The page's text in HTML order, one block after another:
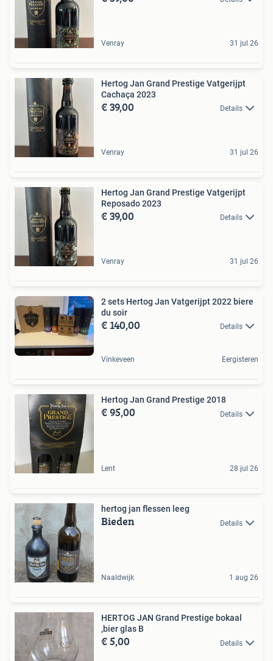
Venray 31 jul 26
Hertog Jan Grand Prestige Vatgerijpt
Cachaça 2023
€ 39,00 Details
Venray 31 jul 26
Hertog Jan Grand Prestige Vatgerijpt
Reposado 2023
€ 39,00 Details
Venray 31 jul 26
2 sets Hertog Jan Vatgerijpt 2022 biere
du soir
€ 140,00 Details
Vinkeveen Eergisteren
Hertog Jan Grand Prestige 2018
€ 95,00 Details
Lent 28 jul 26
hertog jan flessen leeg
Bieden Details
Naaldwijk 1 aug 26
HERTOG JAN Grand Prestige bokaal
,bier glas B
€ 5,00 Details